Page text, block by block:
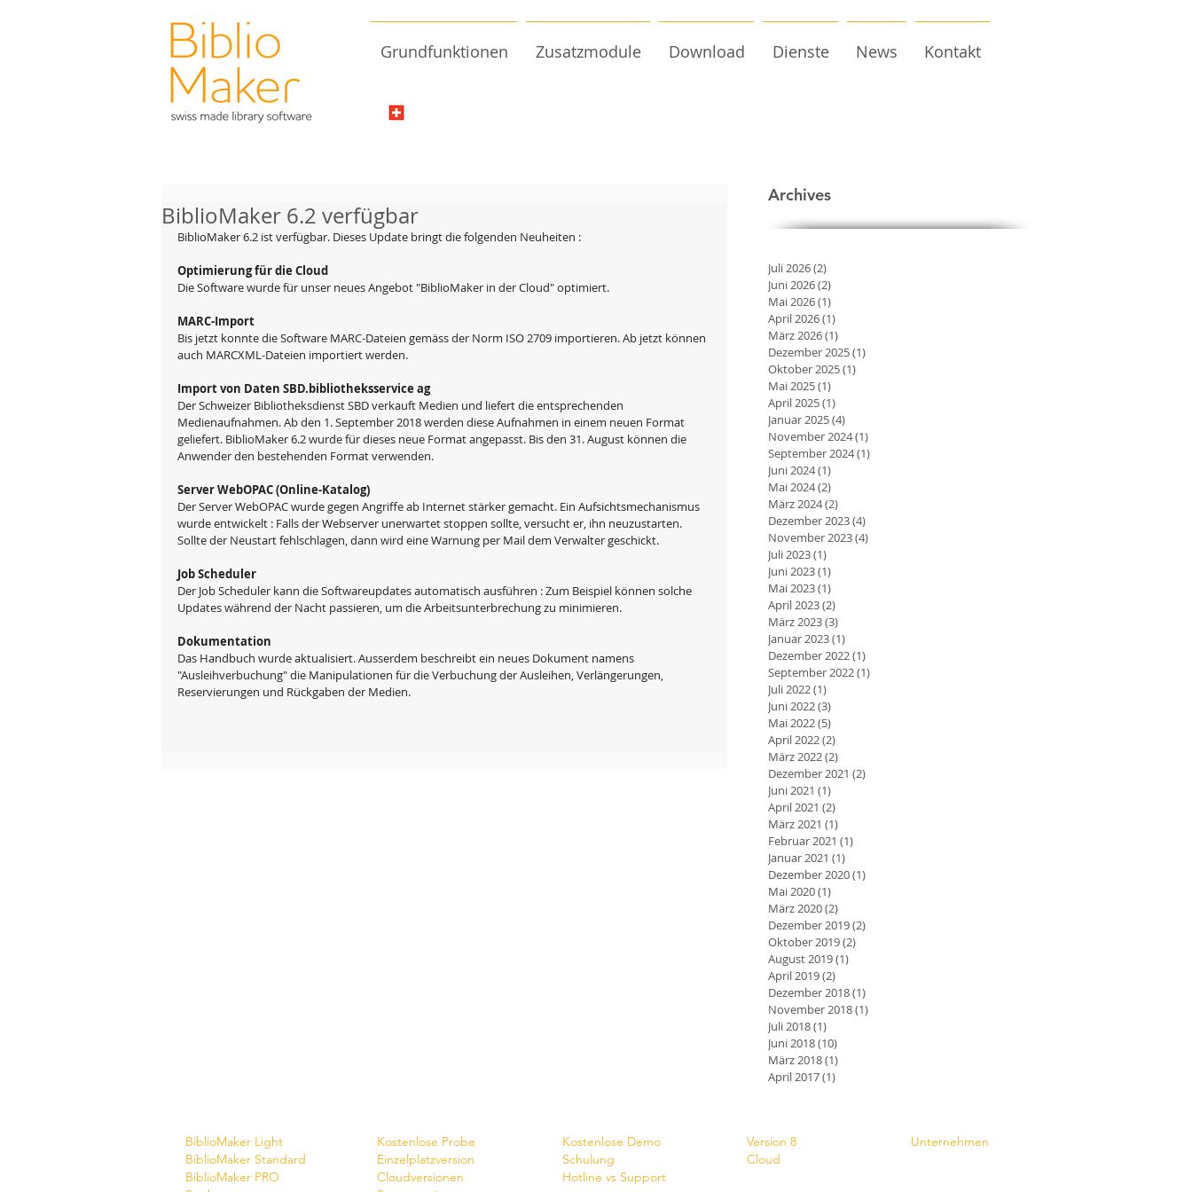
Grundfunktionen Zusatzmodule Download Dienste News Kontakt
BiblioMaker 6.2 verfügbar
BiblioMaker 6.2 ist verfügbar. Dieses Update bringt die folgenden Neuheiten :
Optimierung für die Cloud
Die Software wurde für unser neues Angebot "BiblioMaker in der Cloud" optimiert.
MARC-Import
Bis jetzt konnte die Software MARC-Dateien gemäss der Norm ISO 2709 importieren. Ab jetzt können
auch MARCXML-Dateien importiert werden.
Import von Daten SBD.bibliotheksservice ag
Der Schweizer Bibliotheksdienst SBD verkauft Medien und liefert die entsprechenden
Medienaufnahmen. Ab den 1. September 2018 werden diese Aufnahmen in einem neuen Format
geliefert. BiblioMaker 6.2 wurde für dieses neue Format angepasst. Bis den 31. August können die
Anwender den bestehenden Format verwenden.
Server WebOPAC (Online-Katalog)
Der Server WebOPAC wurde gegen Angriffe ab Internet stärker gemacht. Ein Aufsichtsmechanismus
wurde entwickelt : Falls der Webserver unerwartet stoppen sollte, versucht er, ihn neuzustarten.
Sollte der Neustart fehlschlagen, dann wird eine Warnung per Mail dem Verwalter geschickt.
Job Scheduler
Der Job Scheduler kann die Softwareupdates automatisch ausführen : Zum Beispiel können solche
Updates während der Nacht passieren, um die Arbeitsunterbrechung zu minimieren.
Dokumentation
Das Handbuch wurde aktualisiert. Ausserdem beschreibt ein neues Dokument namens
"Ausleihverbuchung" die Manipulationen für die Verbuchung der Ausleihen, Verlängerungen,
Reservierungen und Rückgaben der Medien.
Archives
Juli 2026(2)
Juni 2026(2)
Mai 2026(1)
April 2026(1)
März 2026(1)
Dezember 2025(1)
Oktober 2025(1)
Mai 2025(1)
April 2025(1)
Januar 2025(4)
November 2024(1)
September 2024(1)
Juni 2024(1)
Mai 2024(2)
März 2024(2)
Dezember 2023(4)
November 2023(4)
Juli 2023(1)
Juni 2023(1)
Mai 2023(1)
April 2023(2)
März 2023(3)
Januar 2023(1)
Dezember 2022(1)
September 2022(1)
Juli 2022(1)
Juni 2022(3)
Mai 2022(5)
April 2022(2)
März 2022(2)
Dezember 2021 (2)
Juni 2021 (1)
April 2021 (2)
März 2021 (1)
Februar 2021 (1)
Januar 2021 (1)
Dezember 2020(1)
Mai 2020(1)
März 2020(2)
Dezember 2019(2)
Oktober 2019(2)
August 2019(1)
April 2019(2)
Dezember 2018(1)
November 2018(1)
Juli 2018(1)
Juni 2018(10)
März 2018(1)
April 2017(1)
BiblioMaker Light
BiblioMaker Standard
BiblioMaker PRO
Kostenlose Probe
Einzelplatzversion
Cloudversionen
Kostenlose Demo
Schulung
Hotline vs Support
Version 8
Cloud
Unternehmen